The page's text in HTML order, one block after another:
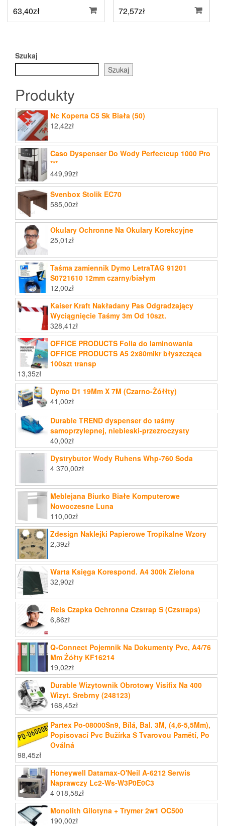
63,40zł 72,57zł
Szukaj
Szukaj
Produkty
Nc Koperta C5 Sk Biała (50)
12,42zł
Caso Dyspenser Do Wody Perfectcup 1000 Pro
***
449,99zł
Svenbox Stolik EC70
585,00zł
Okulary Ochronne Na Okulary Korekcyjne
25,01zł
Taśma zamiennik Dymo LetraTAG 91201
S0721610 12mm czarny/białym
12,00zł
Kaiser Kraft Nakładany Pas Odgradzający
Wyciągnięcie Taśmy 3m Od 10szt.
328,41zł
OFFICE PRODUCTS Folia do laminowania
OFFICE PRODUCTS A5 2x80mikr błyszcząca
100szt transp
13,35zł
Dymo D1 19Mm X 7M (Czarno-Żółłty)
41,00zł
Durable TREND dyspenser do taśmy
samoprzylepnej, niebieski-przezroczysty
40,00zł
Dystrybutor Wody Ruhens Whp-760 Soda
4 370,00zł
Meblejana Biurko Białe Komputerowe
Nowoczesne Luna
110,00zł
Zdesign Naklejki Papierowe Tropikalne Wzory
2,39zł
Warta Księga Korespond. A4 300k Zielona
32,90zł
Reis Czapka Ochronna Czstrap S (Czstraps)
6,86zł
Q-Connect Pojemnik Na Dokumenty Pvc, A4/76
Mm Żółty KF16214
19,02zł
Durable Wizytownik Obrotowy Visifix Na 400
Wizyt. Srebrny (248123)
168,45zł
Partex Po-08000Sn9, Bílá, Bal. 3M, (4,6-5,5Mm),
Popisovací Pvc Bužírka S Tvarovou Pamětí, Po
Oválná
98,45zł
Honeywell Datamax-O'Neil A-6212 Serwis
Naprawczy Lc2-Ws-W3P0E0C3
4 018,58zł
Monolith Gilotyna + Trymer 2w1 OC500
190,00zł